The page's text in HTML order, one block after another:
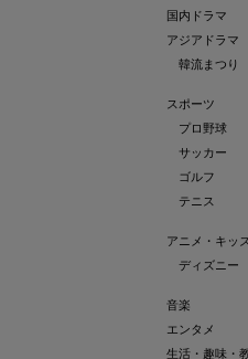
国内ドラマ
アジアドラマ
韓流まつり
スポーツ
プロ野球
サッカー
ゴルフ
テニス
アニメ・キッ
ディズニー
音楽
エンタメ
生活・趣味・